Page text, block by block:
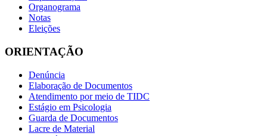
Organograma
Notas
Eleições
ORIENTAÇÃO
Denúncia
Elaboração de Documentos
Atendimento por meio de TIDC
Estágio em Psicologia
Guarda de Documentos
Lacre de Material